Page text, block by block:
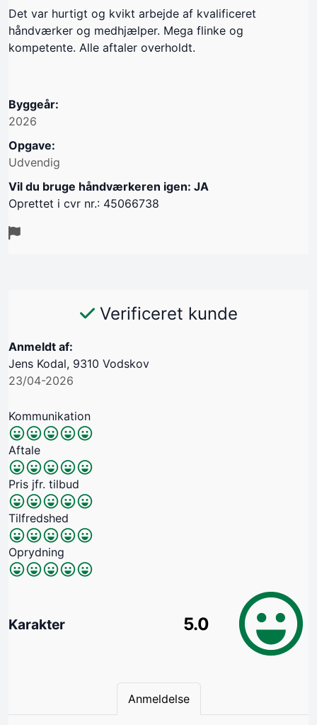
Det var hurtigt og kvikt arbejde af kvalificeret
håndværker og medhjælper. Mega flinke og
kompetente. Alle aftaler overholdt.
Byggeår:
2026
Opgave:
Udvendig
Vil du bruge håndværkeren igen: JA
Oprettet i cvr nr.: 45066738
Verificeret kunde
Anmeldt af:
Jens Kodal, 9310 Vodskov
23/04-2026
Kommunikation
Aftale
Pris jfr. tilbud
Tilfredshed
Oprydning
Karakter 5.0
Anmeldelse